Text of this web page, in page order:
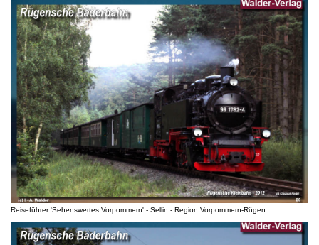
Reiseführer 'Sehenswertes Vorpommern' - Sellin - Region Vorpommern-Rügen